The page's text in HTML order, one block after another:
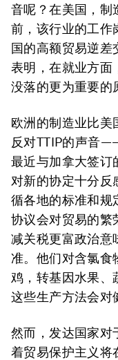
音呢？在美国，制
前，该行业的工作
国的高额贸易逆差
表明，在就业方面
没落的更为重要的
欧洲的制造业比美
反对TTIP的声音
最近与加拿大签订
对新的协定十分
循各地的标准和规
协议会对贸易的繁
减关税更富政治意
准。他们对含氯食
鸡，转基因水果
这些生产方法会对
然而，发达国家对
着贸易保护主义将